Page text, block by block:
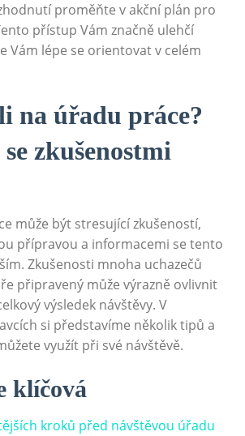
proměňte v akční plán pro
‌přístup Vám‌ značně ulehčí
Vám lépe se orientovat v celém
na úřadu práce?
zkušenostmi
může být stresující zkušeností,
přípravou a informacemi se tento
Zkušenosti mnoha uchazečů
připravený může výrazně ovlivnit
výsledek návštěvy. V
si představíme několik tipů a
využít při své návštěvě.
klíčová
kroků před návštěvou úřadu